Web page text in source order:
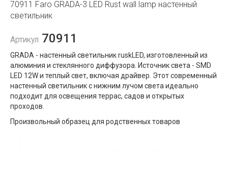
70911 Faro GRADA-3 LED Rust wall lamp настенный
светильник
Артикул 70911
GRADA - настенный светильник ruskLED, изготовленный из
алюминия и стеклянного диффузора. Источник света - SMD
LED 12W и теплый свет, включая драйвер. Этот современный
настенный светильник с нижним лучом света идеально
подходит для освещения террас, садов и открытых
проходов.
Произвольный образец для родственных товаров